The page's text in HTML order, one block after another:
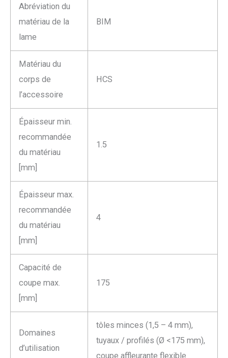
Abréviation du
matériau de la
lame
BIM
Matériau du
corps de
l’accessoire
HCS
Épaisseur min.
recommandée
du matériau
[mm]
1.5
Épaisseur max.
recommandée
du matériau
[mm]
4
Capacité de
coupe max.
[mm]
175
Domaines
d’utilisation
tôles minces (1,5 – 4 mm),
tuyaux / profilés (Ø <175 mm),
coupe affleurante flexible